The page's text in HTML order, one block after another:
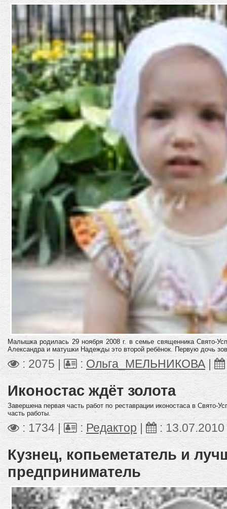
Малышка родилась 29 ноября 2008 г. в семье священника Свято-
Александра и матушки Надежды это второй ребёнок. Первую дочь
: 2075 | : Ольга_МЕЛЬНИКОВА
Иконостас ждёт золота
Завершена первая часть работ по реставрации иконостаса в Свято-
часть работы.
: 1734 | : Редактор| :13.07.2010
Кузнец, копьеметатель и
предприниматель